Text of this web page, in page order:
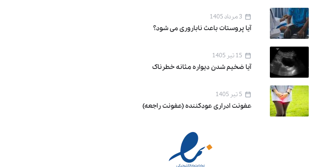
3 مرداد 1405
آیا پروستات باعث ناباروری می‌ شود؟
15 تیر 1405
آیا ضخیم شدن دیواره مثانه خطرناک
5 تیر 1405
عفونت ادراری عودکننده (عفونت راجعه)